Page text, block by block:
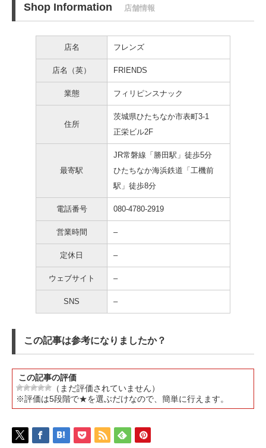
Shop Information 店舗情報
店名 フレンズ
店名（英） FRIENDS
業態 フィリピンスナック
住所
茨城県ひたちなか市表町3-1
正栄ビル2F
最寄駅
JR常磐線「勝田駅」徒歩5分
ひたちなか海浜鉄道「工機前
駅」徒歩8分
電話番号 080-4780-2919
営業時間 –
定休日 –
ウェブサイト –
SNS –
この記事は参考になりましたか？
この記事の評価
（まだ評価されていません）
※評価は5段階で★を選ぶだけなので、簡単に行えます。